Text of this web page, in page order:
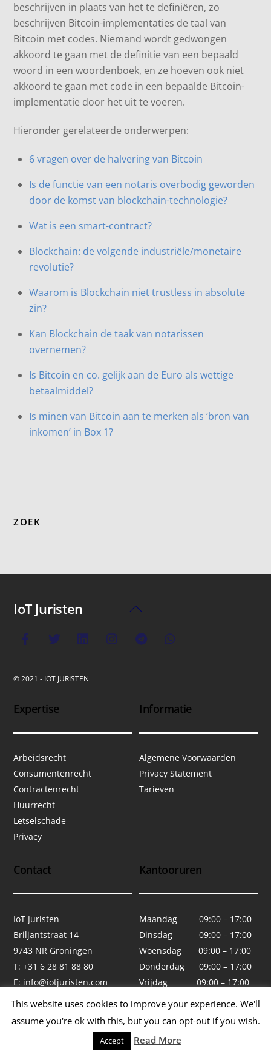
beschrijven in plaats van het te definiëren, zo
beschrijven Bitcoin-implementaties de taal van
Bitcoin met codes. Niemand wordt gedwongen
akkoord te gaan met de definitie van een bepaald
woord in een woordenboek, en ze hoeven ook niet
akkoord te gaan met code in een bepaalde Bitcoin-
implementatie door het uit te voeren.
Hieronder gerelateerde onderwerpen:
6 vragen over de halvering van Bitcoin
Is de functie van een notaris overbodig geworden
door de komst van blockchain-technologie?
Wat is een smart-contract?
Blockchain: de volgende industriële/monetaire
revolutie?
Waarom is Blockchain niet trustless in absolute
zin?
Kan Blockchain de taak van notarissen
overnemen?
Is Bitcoin en co. gelijk aan de Euro als wettige
betaalmiddel?
Is minen van Bitcoin aan te merken als ‘bron van
inkomen’ in Box 1?
ZOEK
Back
Top
IoT Juristen
© 2021 - IOT JURISTEN
Expertise
Arbeidsrecht
Consumentenrecht
Contractenrecht
Huurrecht
Letselschade
Privacy
Informatie
Algemene Voorwaarden
Privacy Statement
Tarieven
Contact
IoT Juristen
Briljantstraat 14
9743 NR Groningen
T: +31 6 28 81 88 80
E: info@iotjuristen.com
Kantooruren
Maandag 09:00 – 17:00
Dinsdag 09:00 – 17:00
Woensdag 09:00 – 17:00
Donderdag 09:00 – 17:00
Vrijdag 09:00 – 17:00
Zondag Gesloten
This website uses cookies to improve your experience. We'll
assume you're ok with this, but you can opt-out if you wish.
Accept Read More